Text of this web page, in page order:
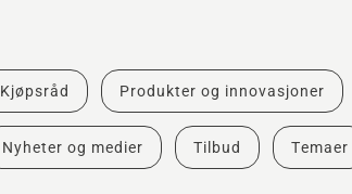
Kjøpsråd Produkter og innovasjoner
Nyheter og medier Tilbud Temaer